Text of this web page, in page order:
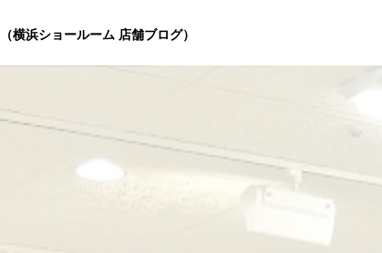
（横浜ショールーム 店舗ブログ）